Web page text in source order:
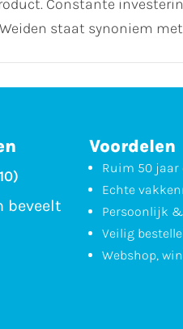
Constante
staat synoniem
beveelt
Voordelen
Ruim 50 jaar
Echte
Persoonlijk
Veilig
Webshop,